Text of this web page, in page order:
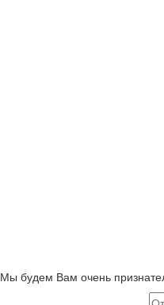
Мы будем Вам очень